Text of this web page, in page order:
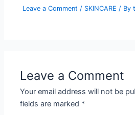
Leave a Comment / SKINCARE / By
Leave a Comment
Your email address will not be
fields are marked *